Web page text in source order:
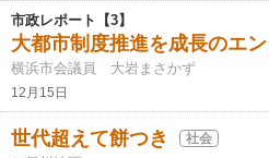
市政レポート【3】
大都市制度推進を成長のエ
横浜市会議員 大岩まさかず
12月15日
世代超えて餅つき 社会